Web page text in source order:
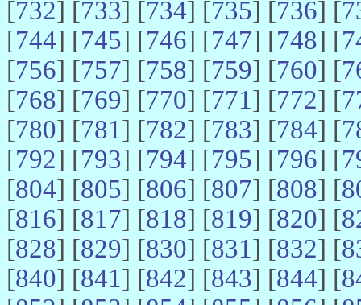
[732] [733] [734] [735] [736] [
[744] [745] [746] [747] [748] [
[756] [757] [758] [759] [760] [
[768] [769] [770] [771] [772] [
[780] [781] [782] [783] [784] [
[792] [793] [794] [795] [796] [
[804] [805] [806] [807] [808] [
[816] [817] [818] [819] [820] [
[828] [829] [830] [831] [832] [
[840] [841] [842] [843] [844] [